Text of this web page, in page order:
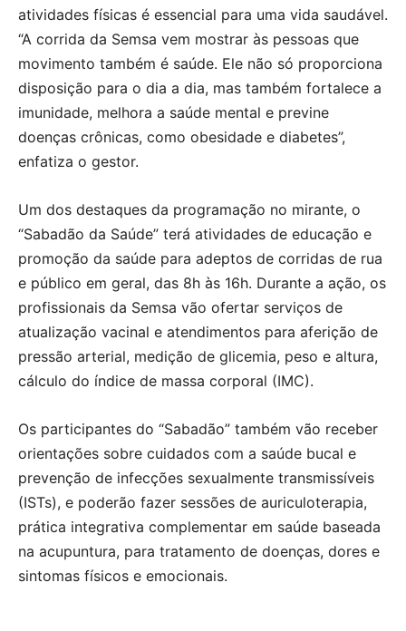
atividades físicas é essencial para uma vida saudável.
“A corrida da Semsa vem mostrar às pessoas que
movimento também é saúde. Ele não só proporciona
disposição para o dia a dia, mas também fortalece a
imunidade, melhora a saúde mental e previne
doenças crônicas, como obesidade e diabetes”,
enfatiza o gestor.
Um dos destaques da programação no mirante, o
“Sabadão da Saúde” terá atividades de educação e
promoção da saúde para adeptos de corridas de rua
e público em geral, das 8h às 16h. Durante a ação, os
profissionais da Semsa vão ofertar serviços de
atualização vacinal e atendimentos para aferição de
pressão arterial, medição de glicemia, peso e altura,
cálculo do índice de massa corporal (IMC).
Os participantes do “Sabadão” também vão receber
orientações sobre cuidados com a saúde bucal e
prevenção de infecções sexualmente transmissíveis
(ISTs), e poderão fazer sessões de auriculoterapia,
prática integrativa complementar em saúde baseada
na acupuntura, para tratamento de doenças, dores e
sintomas físicos e emocionais.